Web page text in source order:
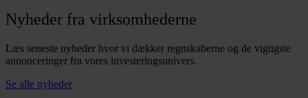
Nyheder fra virksomhederne
Læs seneste nyheder hvor vi dækker regnskaberne og de vigtigste
annonceringer fra vores investeringsunivers.
Se alle nyheder